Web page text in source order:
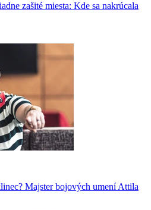
zašité miesta: Kde sa nakrúcala
Majster bojových umení Attila